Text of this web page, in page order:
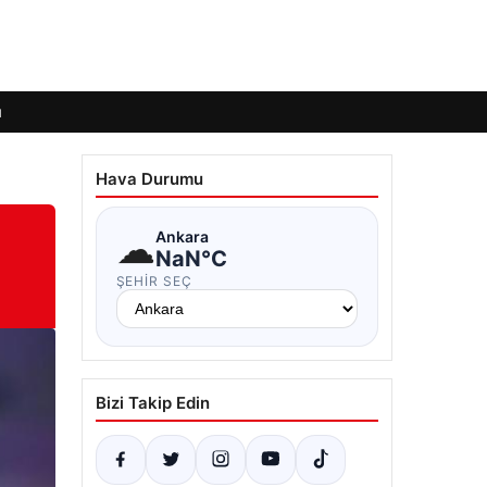
Hava Durumu
☁Ankara
NaN°C
ŞEHIR SEÇ
Bizi Takip Edin